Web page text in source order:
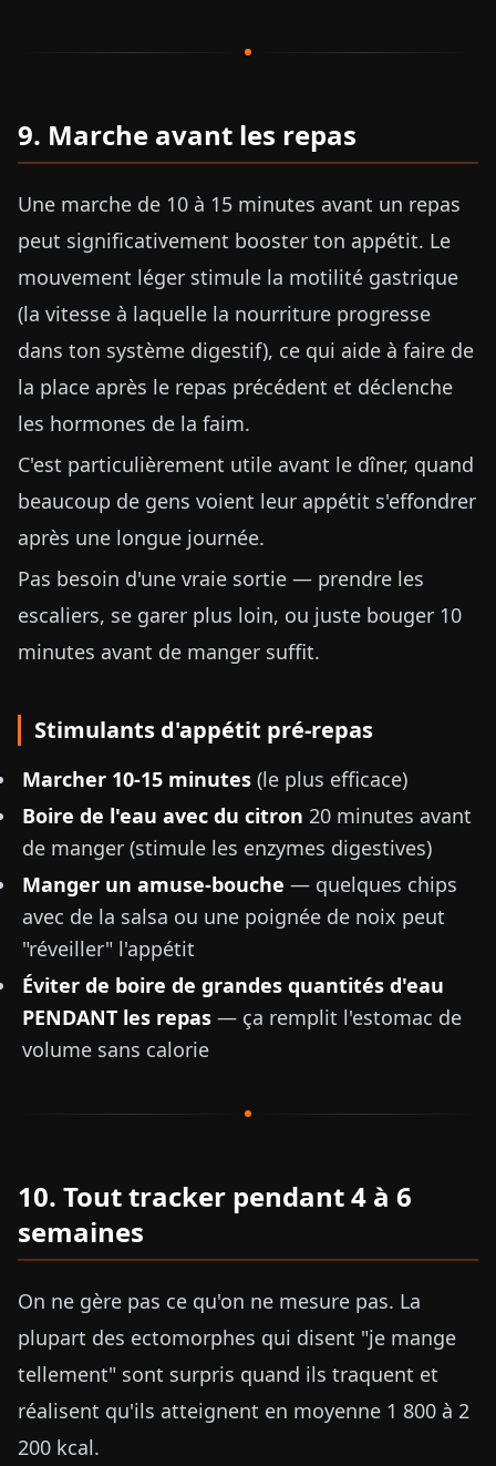
9. Marche avant les repas
Une marche de 10 à 15 minutes avant un repas
peut significativement booster ton appétit. Le
mouvement léger stimule la motilité gastrique
(la vitesse à laquelle la nourriture progresse
dans ton système digestif), ce qui aide à faire de
la place après le repas précédent et déclenche
les hormones de la faim.
C'est particulièrement utile avant le dîner, quand
beaucoup de gens voient leur appétit s'effondrer
après une longue journée.
Pas besoin d'une vraie sortie — prendre les
escaliers, se garer plus loin, ou juste bouger 10
minutes avant de manger suffit.
Stimulants d'appétit pré-repas
Marcher 10-15 minutes (le plus efficace)
Boire de l'eau avec du citron 20 minutes avant
de manger (stimule les enzymes digestives)
Manger un amuse-bouche — quelques chips
avec de la salsa ou une poignée de noix peut
"réveiller" l'appétit
Éviter de boire de grandes quantités d'eau
PENDANT les repas — ça remplit l'estomac de
volume sans calorie
10. Tout tracker pendant 4 à 6
semaines
On ne gère pas ce qu'on ne mesure pas. La
plupart des ectomorphes qui disent "je mange
tellement" sont surpris quand ils traquent et
réalisent qu'ils atteignent en moyenne 1 800 à 2
200 kcal.